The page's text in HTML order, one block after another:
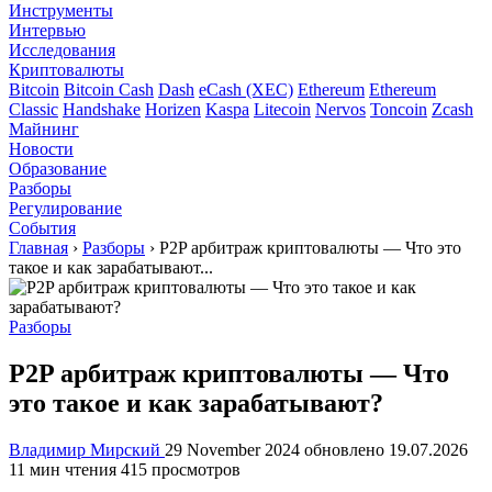
Инструменты
Интервью
Исследования
Криптовалюты
Bitcoin Bitcoin Cash Dash eCash (XEC) Ethereum Ethereum
Classic Handshake Horizen Kaspa Litecoin Nervos Toncoin Zcash
Майнинг
Новости
Образование
Разборы
Регулирование
События
Главная › Разборы › P2P арбитраж криптовалюты — Что это
такое и как зарабатывают...
Разборы
P2P арбитраж криптовалюты — Что
это такое и как зарабатывают?
Владимир Мирский 29 November 2024 обновлено 19.07.2026
11 мин чтения 415 просмотров